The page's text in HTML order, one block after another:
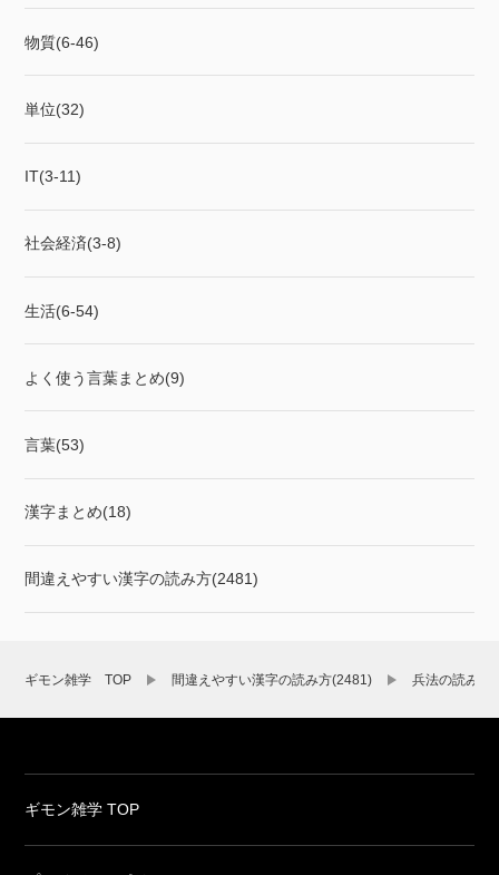
物質(6-46)
単位(32)
IT(3-11)
社会経済(3-8)
生活(6-54)
よく使う言葉まとめ(9)
言葉(53)
漢字まとめ(18)
間違えやすい漢字の読み方(2481)
ギモン雑学 TOP 間違えやすい漢字の読み方(2481) 兵法の読み方
ギモン雑学 TOP